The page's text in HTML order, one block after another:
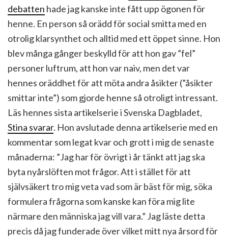
debatten hade jag kanske inte fått upp ögonen för
henne. En person så orädd för social smitta med en
otrolig klarsynthet och alltid med ett öppet sinne. Hon
blev många gånger beskylld för att hon gav ”fel”
personer luftrum, att hon var naiv, men det var
hennes oräddhet för att möta andra åsikter (”åsikter
smittar inte”) som gjorde henne så otroligt intressant.
Läs hennes sista artikelserie i Svenska Dagbladet,
Stina svarar. Hon avslutade denna artikelserie med en
kommentar som legat kvar och grott i mig de senaste
månaderna: ”Jag har för övrigt i år tänkt att jag ska
byta nyårslöften mot frågor. Att i stället för att
självsäkert tro mig veta vad som är bäst för mig, söka
formulera frågorna som kanske kan föra mig lite
närmare den människa jag vill vara.” Jag läste detta
precis då jag funderade över vilket mitt nya årsord för